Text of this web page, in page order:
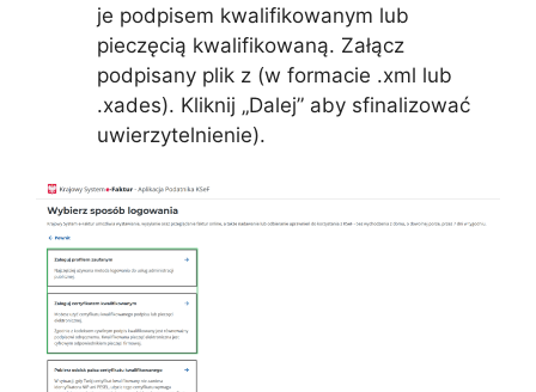
je podpisem kwalifikowanym lub
pieczęcią kwalifikowaną. Załącz
podpisany plik z (w formacie .xml lub
.xades). Kliknij „Dalej” aby sfinalizować
uwierzytelnienie).